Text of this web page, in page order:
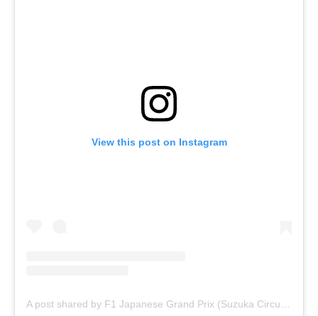
View this post on Instagram